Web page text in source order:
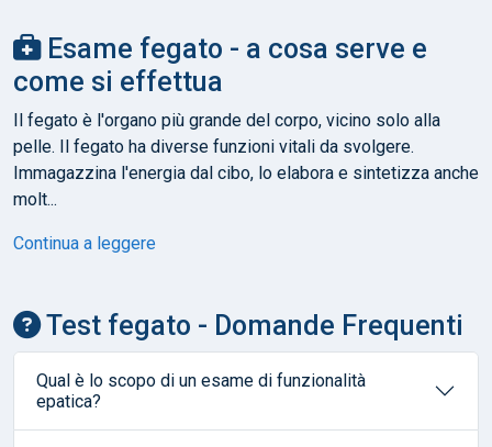
Esame fegato - a cosa serve e
come si effettua
Il fegato è l'organo più grande del corpo, vicino solo alla
pelle. Il fegato ha diverse funzioni vitali da svolgere.
Immagazzina l'energia dal cibo, lo elabora e sintetizza anche
molt...
Continua a leggere
Test fegato - Domande Frequenti
Qual è lo scopo di un esame di funzionalità
epatica?